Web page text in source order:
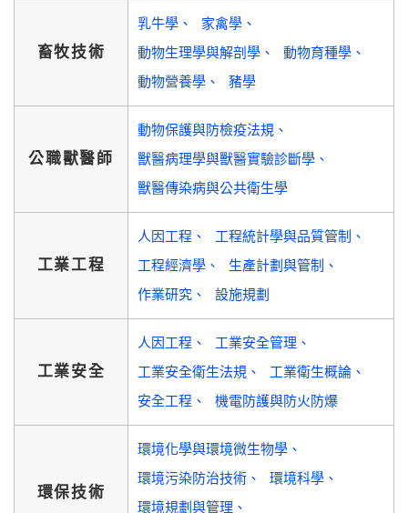
畜牧技術
乳牛學
家禽學
動物生理學與解剖學
動物育種學
動物營養學
豬學
公職獸醫師
動物保護與防檢疫法規
獸醫病理學與獸醫實驗診斷學
獸醫傳染病與公共衛生學
工業工程
人因工程
工程統計學與品質管制
工程經濟學
生產計劃與管制
作業研究
設施規劃
工業安全
人因工程
工業安全管理
工業安全衛生法規
工業衛生概論
安全工程
機電防護與防火防爆
環保技術
環境化學與環境微生物學
環境污染防治技術
環境科學
環境規劃與管理